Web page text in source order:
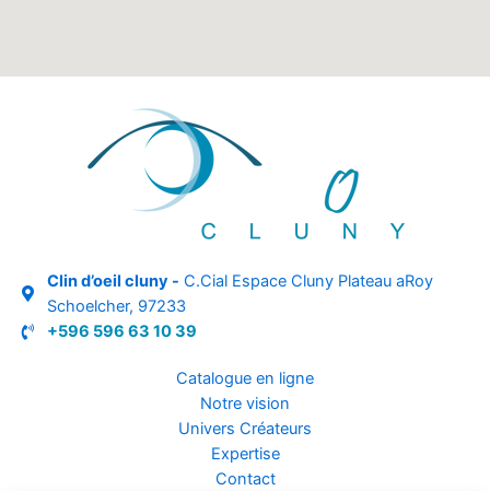
Clin d’oeil cluny - C.Cial Espace Cluny Plateau aRoy
Schoelcher, 97233
+596 596 63 10 39
Catalogue en ligne
Notre vision
Univers Créateurs
Expertise
Contact